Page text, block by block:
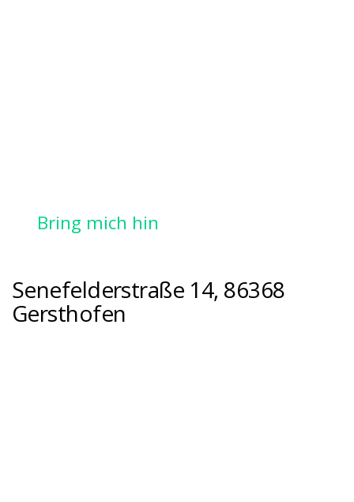
Bring mich hin
Senefelderstraße 14, 86368
Gersthofen